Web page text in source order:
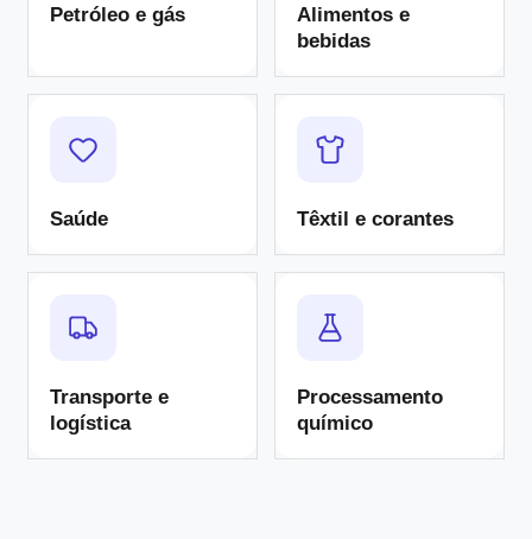
Petróleo e gás
Alimentos e
bebidas
Saúde Têxtil e corantes
Transporte e
logística
Processamento
químico